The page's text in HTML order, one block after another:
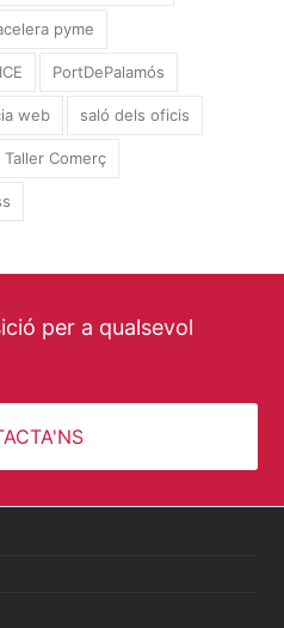
pyme
PortDePalamós
web saló dels oficis
Taller Comerç
per a qualsevol